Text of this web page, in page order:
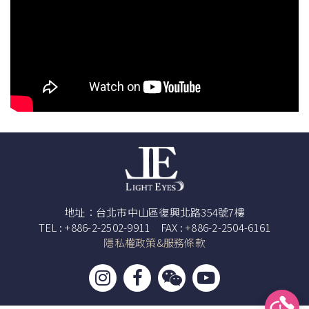
地址：台北市中山區復興北路354號7樓
TEL : +886-2-2502-9911 FAX : +886-2-2504-6161
隱私權政策&服務條款